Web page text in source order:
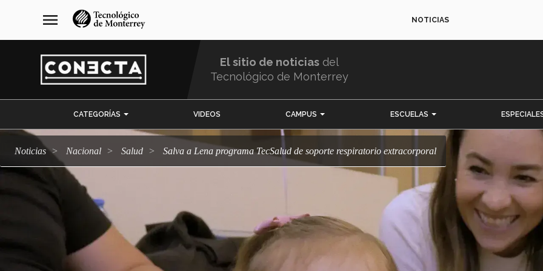
navegación
principal
menu NOTICIAS
El sitio de noticias del
Tecnológico de Monterrey
CATEGORÍAS VIDEOS CAMPUS ESCUELAS
Noticias Nacional salud Salva a Lena programa TecSalud de soporte respiratorio extracorporal